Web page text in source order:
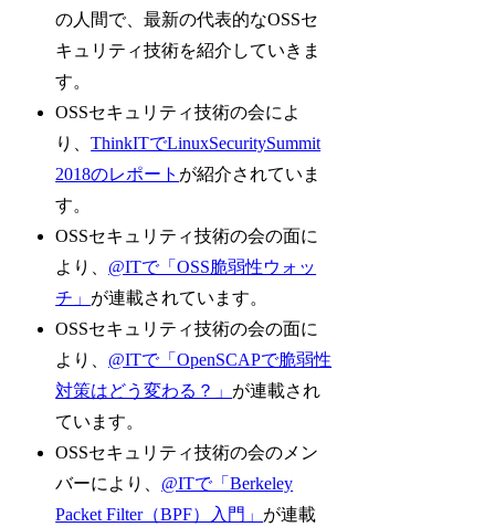
の人間で、最新の代表的なOSSセ
キュリティ技術を紹介していきま
す。
OSSセキュリティ技術の会によ
り、ThinkITでLinuxSecuritySummit
2018のレポート が紹介されていま
す。
OSSセキュリティ技術の会の面に
より、 @ITで「OSS脆弱性ウォッ
チ」 が連載されています。
OSSセキュリティ技術の会の面に
より、 @ITで「OpenSCAPで脆弱性
対策はどう変わる？」 が連載され
ています。
OSSセキュリティ技術の会のメン
バーにより、 @ITで「Berkeley
Packet Filter（BPF）入門」 が連載